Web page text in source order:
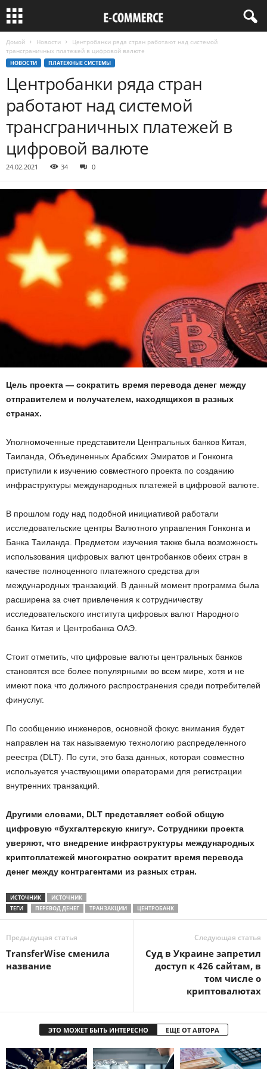
Домой Новости
Центробанки ряда стран работают над системой
трансграничных платежей в цифровой валюте
НОВОСТИ ПЛАТЕЖНЫЕ СИСТЕМЫ
Центробанки ряда стран
работают над системой
трансграничных платежей в
цифровой валюте
24.02.2021 34 0
Цель проекта — сократить время перевода денег между
отправителем и получателем, находящихся в разных
странах.
Уполномоченные представители Центральных банков Китая,
Таиланда, Объединенных Арабских Эмиратов и Гонконга
приступили к изучению совместного проекта по созданию
инфраструктуры международных платежей в цифровой валюте.
В прошлом году над подобной инициативой работали
исследовательские центры Валютного управления Гонконга и
Банка Таиланда. Предметом изучения также была возможность
использования цифровых валют центробанков обеих стран в
качестве полноценного платежного средства для
международных транзакций. В данный момент программа была
расширена за счет привлечения к сотрудничеству
исследовательского института цифровых валют Народного
банка Китая и Центробанка ОАЭ.
Стоит отметить, что цифровые валюты центральных банков
становятся все более популярными во всем мире, хотя и не
имеют пока что должного распространения среди потребителей
финуслуг.
По сообщению инженеров, основной фокус внимания будет
направлен на так называемую технологию распределенного
реестра (DLT). По сути, это база данных, которая совместно
используется участвующими операторами для регистрации
внутренних транзакций.
Другими словами, DLT представляет собой общую
цифровую «бухгалтерскую книгу». Сотрудники проекта
уверяют, что внедрение инфраструктуры международных
криптоплатежей многократно сократит время перевода
денег между контрагентами из разных стран.
ИСТОЧНИК
ИСТОЧНИК
ТЕГИ
ПЕРЕВОД ДЕНЕГ ТРАНЗАКЦИИ ЦЕНТРОБАНК
Предыдущая статья
TransferWise сменила
название
Следующая статья
Суд в Украине запретил
доступ к 426 сайтам, в
том числе о
криптовалютах
ЭТО МОЖЕТ БЫТЬ ИНТЕРЕСНО ЕЩЕ ОТ АВТОРА